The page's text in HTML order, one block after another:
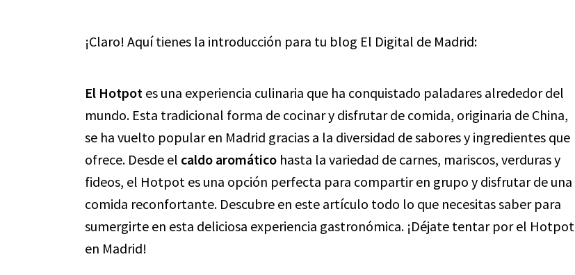
¡Claro! Aquí tienes la introducción para tu blog El Digital de Madrid:
El Hotpot es una experiencia culinaria que ha conquistado paladares alrededor del
mundo. Esta tradicional forma de cocinar y disfrutar de comida, originaria de China,
se ha vuelto popular en Madrid gracias a la diversidad de sabores y ingredientes que
ofrece. Desde el caldo aromático hasta la variedad de carnes, mariscos, verduras y
fideos, el Hotpot es una opción perfecta para compartir en grupo y disfrutar de una
comida reconfortante. Descubre en este artículo todo lo que necesitas saber para
sumergirte en esta deliciosa experiencia gastronómica. ¡Déjate tentar por el Hotpot
en Madrid!